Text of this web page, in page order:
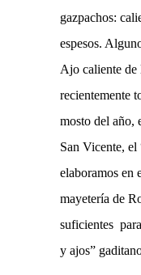
gazpachos:
espesos.
Ajo caliente de
recientemente
mosto del año,
San Vicente,
elaboramos en
mayetería de
suficientes
y ajos”